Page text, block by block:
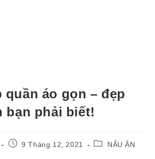
quần áo gọn – đẹp
bạn phải biết!
Post9 Tháng 12, 2021
PostNẤU ĂN